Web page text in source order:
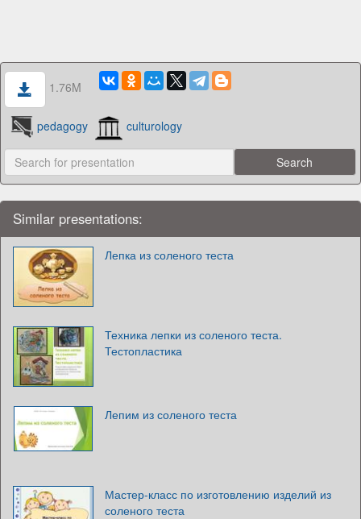
1.76M
pedagogy culturology
Similar presentations:
Лепка из соленого теста
Техника лепки из соленого теста.
Тестопластика
Лепим из соленого теста
Мастер-класс по изготовлению изделий из
соленого теста